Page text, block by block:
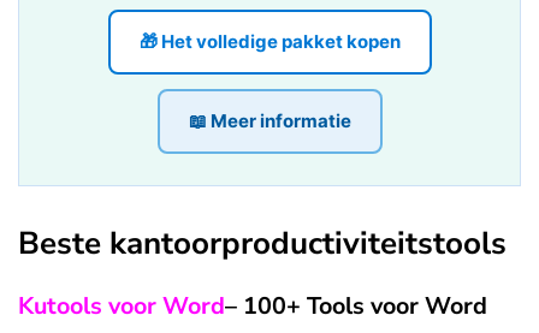
🎁 Het volledige pakket kopen
📖 Meer informatie
Beste kantoorproductiviteitstools
Kutools voor Word– 100+ Tools voor Word